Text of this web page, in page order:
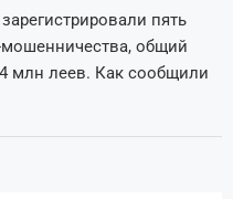
пять
общий
млн леев. Как сообщили